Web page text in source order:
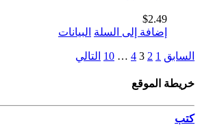
$2.49
إضافة إلى السلة البيانات
السابق 1
2
3
4
…
10 التالي
خريطة الموقع
كتب